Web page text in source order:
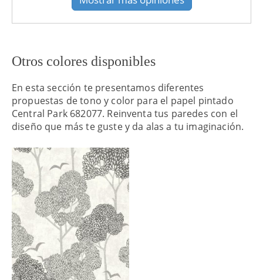
Otros colores disponibles
En esta sección te presentamos diferentes
propuestas de tono y color para el papel pintado
Central Park 682077. Reinventa tus paredes con el
diseño que más te guste y da alas a tu imaginación.